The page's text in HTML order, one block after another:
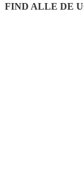
FIND ALLE DE